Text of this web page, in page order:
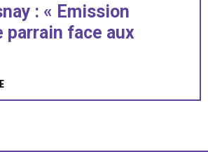
: « Emission
parrain face aux